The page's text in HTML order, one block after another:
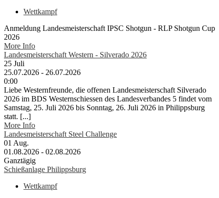
Wettkampf
Anmeldung Landesmeisterschaft IPSC Shotgun - RLP Shotgun Cup
2026
More Info
Landesmeisterschaft Western - Silverado 2026
25 Juli
25.07.2026 - 26.07.2026
0:00
Liebe Westernfreunde, die offenen Landesmeisterschaft Silverado
2026 im BDS Westernschiessen des Landesverbandes 5 findet vom
Samstag, 25. Juli 2026 bis Sonntag, 26. Juli 2026 in Philippsburg
statt. [...]
More Info
Landesmeisterschaft Steel Challenge
01 Aug.
01.08.2026 - 02.08.2026
Ganztägig
Schießanlage Philippsburg
Wettkampf